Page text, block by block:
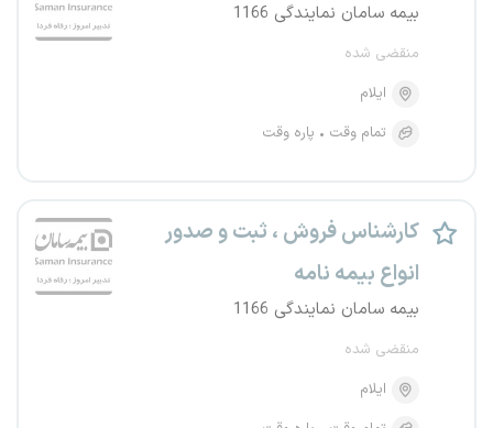
بیمه سامان نمایندگی 1166
منقضی شده
ایلام
تمام وقت
پاره وقت
کارشناس فروش ، ثبت و صدور
انواع بیمه نامه
بیمه سامان نمایندگی 1166
منقضی شده
ایلام